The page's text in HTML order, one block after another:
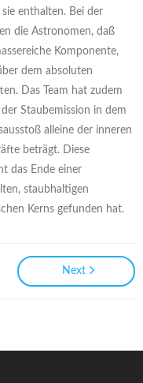
enthalten. Bei der
die Astronomen, daß
Komponente,
dem absoluten
Das Team hat zudem
Staubemission in dem
alleine der inneren
beträgt. Diese
das Ende einer
staubhaltigen
Kerns gefunden hat.
Next